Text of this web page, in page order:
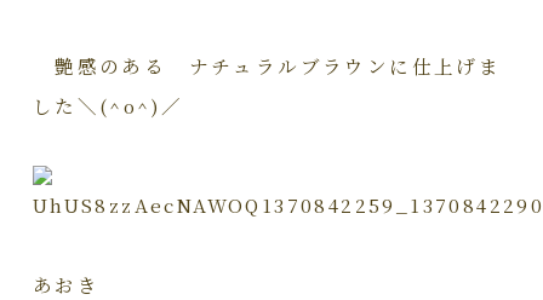
艶感のある ナチュラルブラウンに仕上げま
した＼(^o^)／
あおき